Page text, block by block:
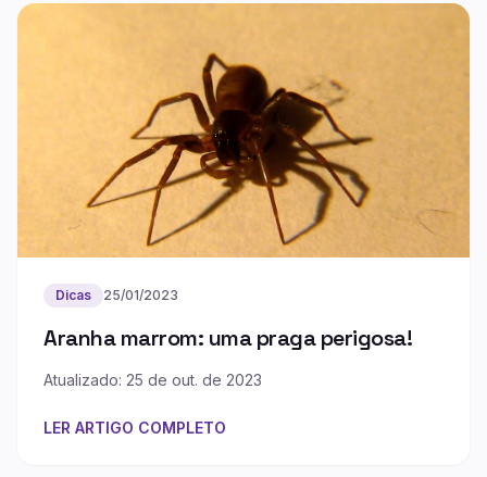
Dicas 25/01/2023
Aranha marrom: uma praga perigosa!
Atualizado: 25 de out. de 2023
LER ARTIGO COMPLETO